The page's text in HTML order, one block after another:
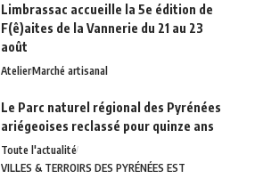
Limbrassac accueille la 5e édition de
F(ê)aites de la Vannerie du 21 au 23
août
AtelierMarché artisanal
Le Parc naturel régional des Pyrénées
ariégeoises reclassé pour quinze ans
Toute l'actualité
VILLES & TERROIRS DES PYRÉNÉES EST